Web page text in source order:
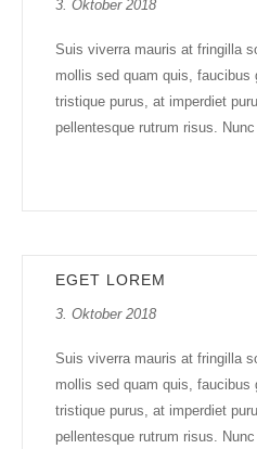
3. Oktober 2018
Suis viverra mauris at fringilla
mollis sed quam quis, faucibus
tristique purus, at imperdiet
pellentesque rutrum risus. Nunc
EGET LOREM
3. Oktober 2018
Suis viverra mauris at fringilla
mollis sed quam quis, faucibus
tristique purus, at imperdiet
pellentesque rutrum risus. Nunc